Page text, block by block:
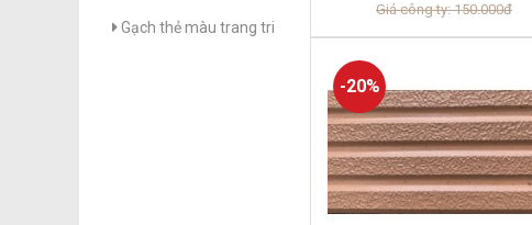
Gạch thẻ màu trang tri
Giá công ty: 150.000đ
-20%